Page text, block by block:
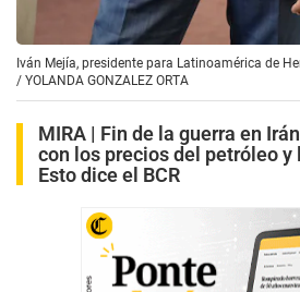
Iván Mejía, presidente para Latinoamérica de
/ YOLANDA GONZALEZ ORTA
MIRA | Fin de la guerra en
con los precios del petróleo
Esto dice el BCR